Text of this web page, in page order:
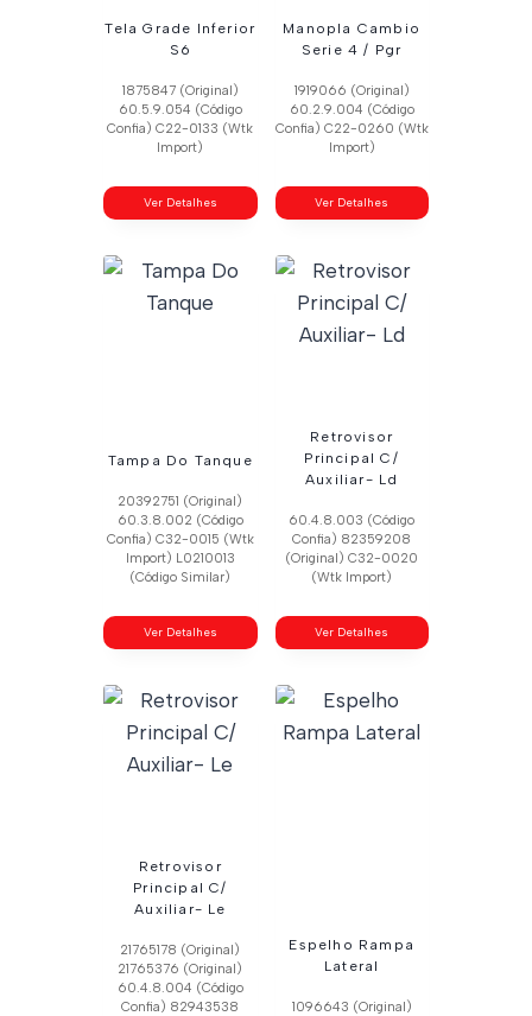
Tela Grade Inferior
S6
1875847 (Original)
60.5.9.054 (Código
Confia) C22-0133 (Wtk
Import)
Ver Detalhes
Manopla Cambio
Serie 4 / Pgr
1919066 (Original)
60.2.9.004 (Código
Confia) C22-0260 (Wtk
Import)
Ver Detalhes
Tampa Do Tanque
20392751 (Original)
60.3.8.002 (Código
Confia) C32-0015 (Wtk
Import) L0210013
(Código Similar)
Ver Detalhes
Retrovisor
Principal C/
Auxiliar- Ld
60.4.8.003 (Código
Confia) 82359208
(Original) C32-0020
(Wtk Import)
Ver Detalhes
Retrovisor
Principal C/
Auxiliar- Le
21765178 (Original)
21765376 (Original)
60.4.8.004 (Código
Confia) 82943538
Espelho Rampa
Lateral
1096643 (Original)